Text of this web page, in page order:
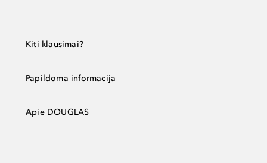
Kiti klausimai?
Papildoma informacija
Apie DOUGLAS